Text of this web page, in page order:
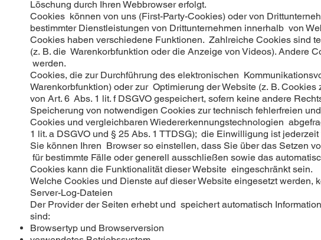
Löschung durch Ihren Webbrowser erfolgt.
Cookies können von uns (First-Party-Cookies) oder von
bestimmter Dienstleistungen von Drittunternehmen innerhalb von
Cookies haben verschiedene Funktionen. Zahlreiche Cookies sind
(z. B. die Warenkorbfunktion oder die Anzeige von Videos). Andere
werden.
Cookies, die zur Durchführung des elektronischen
Warenkorbfunktion) oder zur Optimierung der Website (z. B.
von Art. 6 Abs. 1 lit. f DSGVO gespeichert, sofern keine andere
Speicherung von notwendigen Cookies zur technisch fehlerfreien
Cookies und vergleichbaren Wiedererkennungstechnologien
1 lit. a DSGVO und § 25 Abs. 1 TTDSG); die Einwilligung ist jederzeit
Sie können Ihren Browser so einstellen, dass Sie über das Setzen
für bestimmte Fälle oder generell ausschließen sowie das
Cookies kann die Funktionalität dieser Website eingeschränkt sein.
Welche Cookies und Dienste auf dieser Website eingesetzt werden,
Server-Log-Dateien
Der Provider der Seiten erhebt und speichert automatisch
sind:
Browsertyp und Browserversion